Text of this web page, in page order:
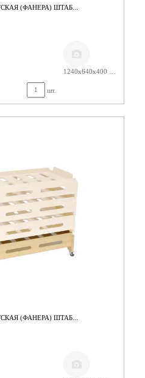
(ФАНЕРА) ШТАБ...
шт.
(ФАНЕРА) ШТАБ...